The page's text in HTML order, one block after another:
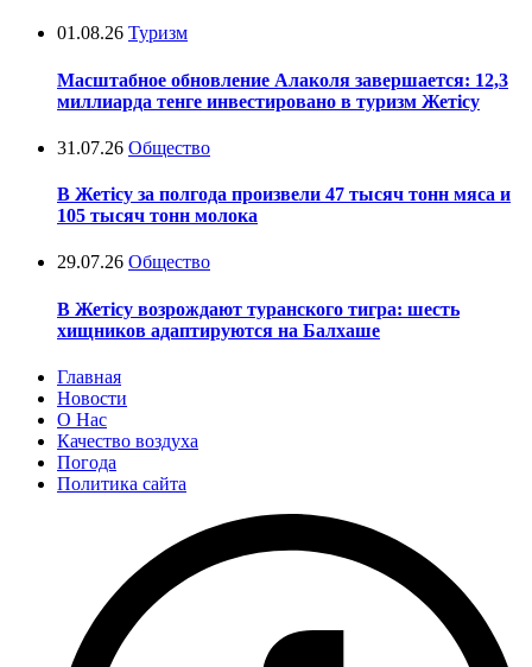
01.08.26 Туризм
Масштабное обновление Алаколя завершается: 12,3
миллиарда тенге инвестировано в туризм Жетісу
31.07.26 Общество
В Жетісу за полгода произвели 47 тысяч тонн мяса и
105 тысяч тонн молока
29.07.26 Общество
В Жетісу возрождают туранского тигра: шесть
хищников адаптируются на Балхаше
Главная
Новости
О Нас
Качество воздуха
Погода
Политика сайта